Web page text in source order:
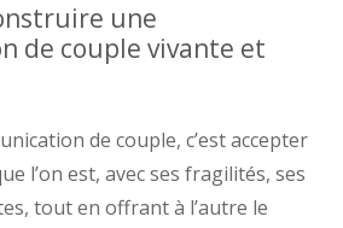
une
de couple vivante et
de couple, c’est accepter
l’on est, avec ses fragilités, ses
tout en offrant à l’autre le